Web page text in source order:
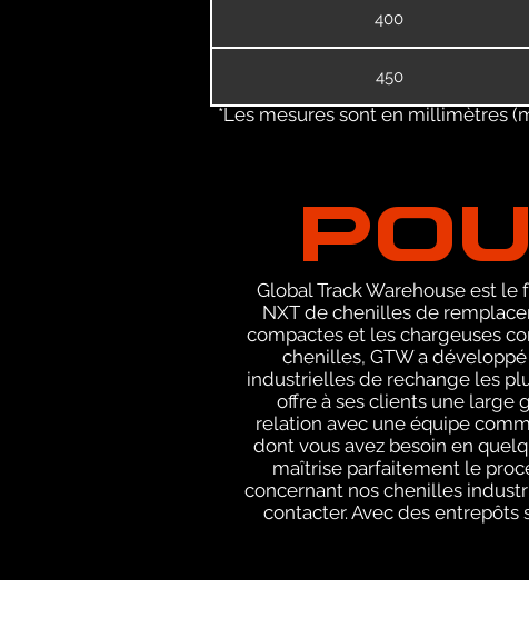
400
450
*Les mesures sont en millimètres
Global Track Warehouse est
NXT de chenilles de
compactes et les chargeuses
chenilles, GTW a
industrielles de rechange les
offre à ses clients une large
relation avec une équipe
dont vous avez besoin en
maîtrise parfaitement le
concernant nos chenilles
contacter. Avec des